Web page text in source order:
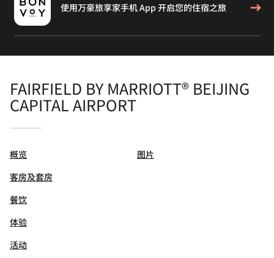
使用万豪旅享家手机 App 开启您的住宿之旅
FAIRFIELD BY MARRIOTT® BEIJING
CAPITAL AIRPORT
概览
客房及套房
餐饮
体验
活动
图片